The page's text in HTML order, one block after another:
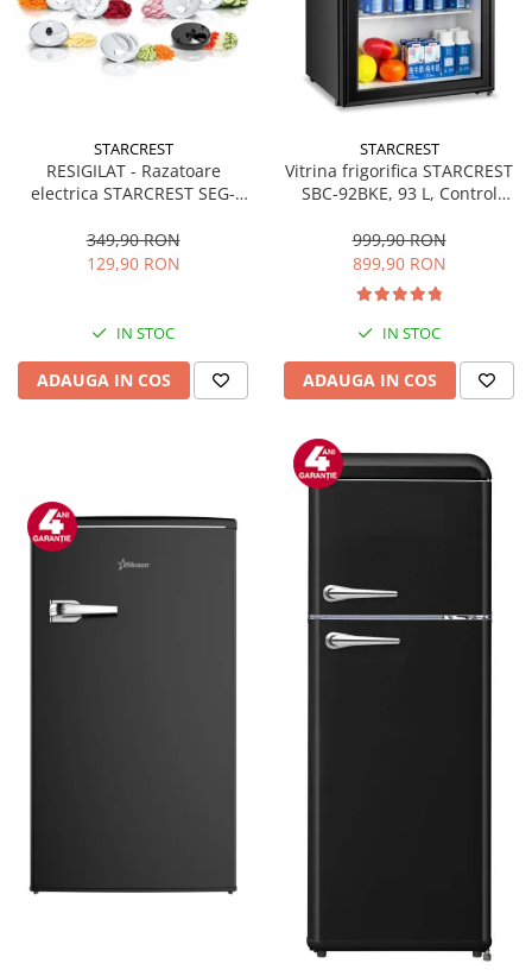
STARCREST
RESIGILAT - Razatoare
electrica STARCREST SEG-
taiere, Negru
349,90 RON
129,90 RON
IN STOC
ADAUGA IN COS
STARCREST
Vitrina frigorifica STARCREST
SBC-92BKE, 93 L, Control
83.2 cm, Negru
999,90 RON
899,90 RON
IN STOC
ADAUGA IN COS